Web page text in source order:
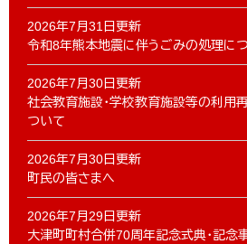
2026年7月31日更新
令和8年熊本地震に伴うごみの処理に
2026年7月30日更新
社会教育施設・学校教育施設等の利用
ついて
2026年7月30日更新
町民の皆さまへ
2026年7月29日更新
大津町町村合併70周年記念式典・記念